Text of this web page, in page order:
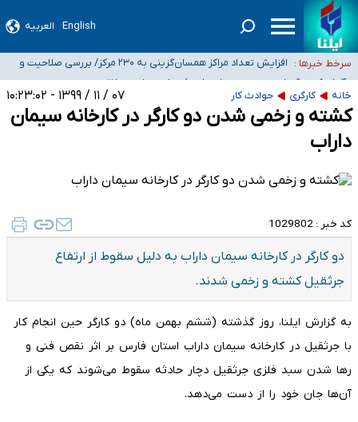
English العربیه
سرخط خبرها :
ضرورت آموزش حریم خصوصی در فضای آنلاین در مدارس/ هزینه‌های سنگین
اجتماعی انتشار تصاویر خصوصی برای قربانیان/ سوءاستفاده مجرمان از ترس
رسوایی
افزایش تعداد مراکز همسان‌گزینی به ۲۳۰ مرکز/ بررسی صلاحیت و
می‌رسد
موضع وزارت بهداشت درباره ظرفیت پزشکی کنکور ۱۴۰۵: خواستار اصلاح ظرفیت‌ها
هستیم، اما هنوز پاسخ مشخصی نگرفته‌ایم
تعویق آزمون ورودی دکترای تخصصی فرماندهی صحنه عملیات و دکترای تخصصی
جغرافیای نظامی دافوس آجا
خانه کارگری حوادث کار ۰۷ / ۱۱ / ۱۳۹۹ - ۱۰:۲۳:۰۲
کشته و زخمی شدن دو کارگر در کارخانه سیمان
داراب
کد خبر : 1029802
دو کارگر در کارخانه سیمان داراب به دلیل سقوط از ارتفاع
جرثقیل کشته و زخمی شدند.
به گزارش ایلنا، روز گذشته (ششم بهمن ماه) دو کارگر حین انجام کار
با جرثقیل در کارخانه سیمان داراب استان فارس بر اثر نقص فنی و
رها شدن سبد فلزی جرثقیل دچار حادثه سقوط می‌شوند که یکی از
آن‌ها جان خود را از دست می‌دهد.